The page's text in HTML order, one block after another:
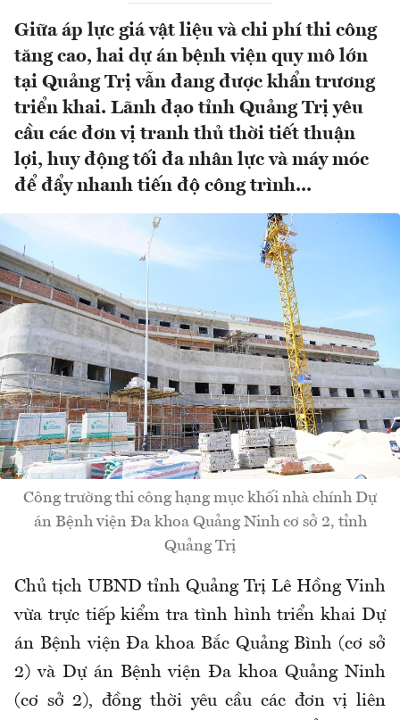
Giữa áp lực giá vật liệu và chi phí thi công
tăng cao, hai dự án bệnh viện quy mô lớn
tại Quảng Trị vẫn đang được khẩn trương
triển khai. Lãnh đạo tỉnh Quảng Trị yêu
cầu các đơn vị tranh thủ thời tiết thuận
lợi, huy động tối đa nhân lực và máy móc
để đẩy nhanh tiến độ công trình...
Công trường thi công hạng mục khối nhà chính Dự
án Bệnh viện Đa khoa Quảng Ninh cơ sở 2, tỉnh
Quảng Trị
Chủ tịch UBND tỉnh Quảng Trị Lê Hồng Vinh
vừa trực tiếp kiểm tra tình hình triển khai Dự
án Bệnh viện Đa khoa Bắc Quảng Bình (cơ sở
2) và Dự án Bệnh viện Đa khoa Quảng Ninh
(cơ sở 2), đồng thời yêu cầu các đơn vị liên